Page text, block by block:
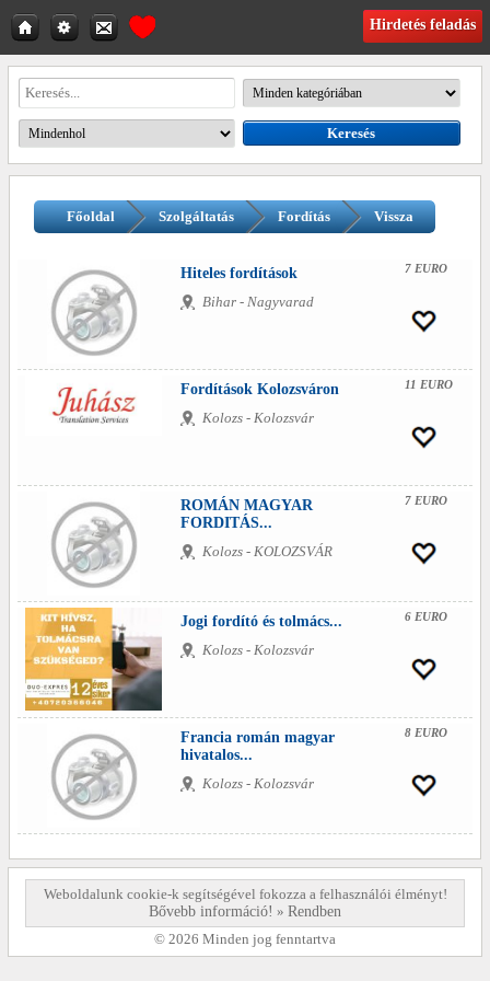
Hirdetés feladás
Főoldal Szolgáltatás Fordítás Vissza
Hiteles fordítások
Bihar - Nagyvarad
7 EURO
Fordítások Kolozsváron
Kolozs - Kolozsvár
11 EURO
ROMÁN MAGYAR
FORDITÁS...
Kolozs - KOLOZSVÁR
7 EURO
Jogi fordító és tolmács...
Kolozs - Kolozsvár
6 EURO
Francia román magyar
hivatalos...
Kolozs - Kolozsvár
8 EURO
Weboldalunk cookie-k segítségével fokozza a felhasználói élményt!
Bővebb információ! » Rendben
© 2026 Minden jog fenntartva